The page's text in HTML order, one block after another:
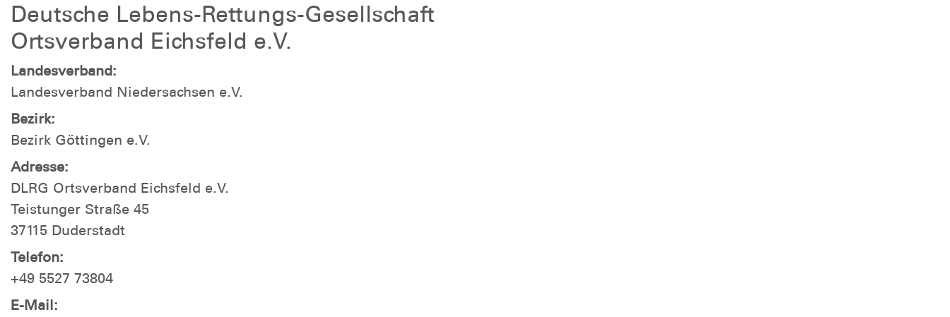
Deutsche Lebens-Rettungs-Gesellschaft
Ortsverband Eichsfeld e.V.
Landesverband:
Landesverband Niedersachsen e.V.
Bezirk:
Bezirk Göttingen e.V.
Adresse:
DLRG Ortsverband Eichsfeld e.V.
Teistunger Straße 45
37115 Duderstadt
Telefon:
+49 5527 73804
E-Mail: